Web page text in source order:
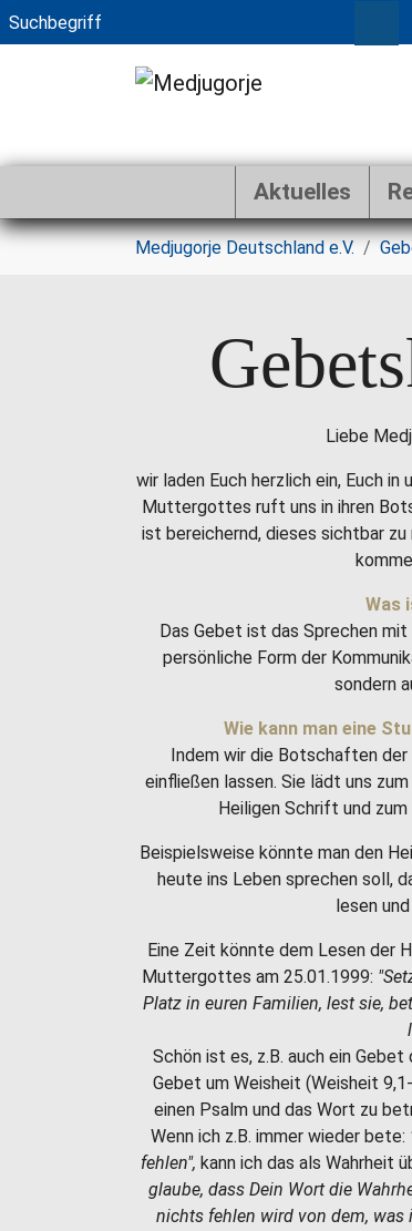
Zum Hauptinhalt springen
Aktuelles
Sie sind hier:
Medjugorje Deutschland e.V.
Liebe
wir laden Euch herzlich ein, Euch
Muttergottes ruft uns in ihren
ist bereichernd, dieses sichtbar
Was
Das Gebet ist das Sprechen
persönliche Form der
sondern
Wie kann man eine
Indem wir die Botschaften
einfließen lassen. Sie lädt uns
Heiligen Schrift und
Beispielsweise könnte man den
heute ins Leben sprechen soll,
lesen
Eine Zeit könnte dem Lesen der
Muttergottes am 25.01.1999:
Platz in euren Familien, lest sie,
Schön ist es, z.B. auch ein
Gebet um Weisheit (Weisheit
einen Psalm und das Wort zu
Wenn ich z.B. immer wieder bete:
fehlen", kann ich das als Wahrheit
glaube, dass Dein Wort die
nichts fehlen wird von dem,